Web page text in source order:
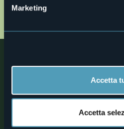
Marketing
Accetta
Accetta
Apri mappa
Scoprite luoghi, esperienze e